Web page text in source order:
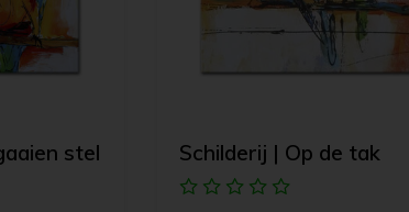
stel Schilderij | Op de tak